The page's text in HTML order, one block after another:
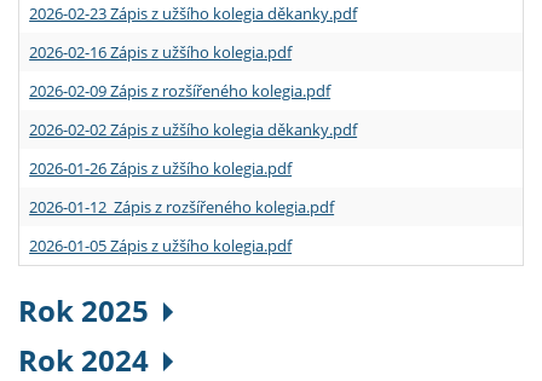
2026-02-23 Zápis z užšího kolegia děkanky.pdf
2026-02-16 Zápis z užšího kolegia.pdf
2026-02-09 Zápis z rozšířeného kolegia.pdf
2026-02-02 Zápis z užšího kolegia děkanky.pdf
2026-01-26 Zápis z užšího kolegia.pdf
2026-01-12 Zápis z rozšířeného kolegia.pdf
2026-01-05 Zápis z užšího kolegia.pdf
Rok 2025
Rok 2024